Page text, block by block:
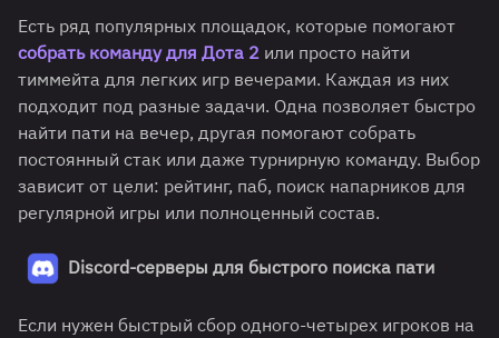
Есть ряд популярных площадок, которые помогают
собрать команду для Дота 2 или просто найти
тиммейта для легких игр вечерами. Каждая из них
подходит под разные задачи. Одна позволяет быстро
найти пати на вечер, другая помогают собрать
постоянный стак или даже турнирную команду. Выбор
зависит от цели: рейтинг, паб, поиск напарников для
регулярной игры или полноценный состав.
Discord-серверы для быстрого поиска пати
Если нужен быстрый сбор одного-четырех игроков на